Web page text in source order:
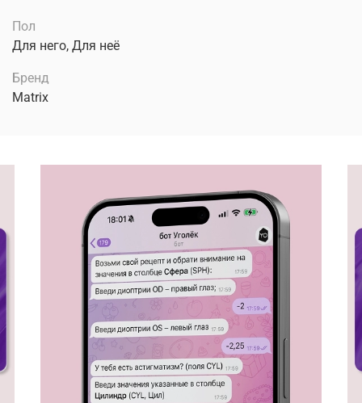
Пол
Для него, Для неё
Бренд
Matrix